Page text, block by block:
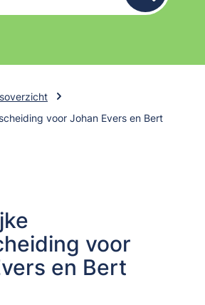
voor Johan Evers en Bert
voor
en Bert